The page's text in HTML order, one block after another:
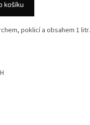
košíku
poklicí a obsahem 1 litr.